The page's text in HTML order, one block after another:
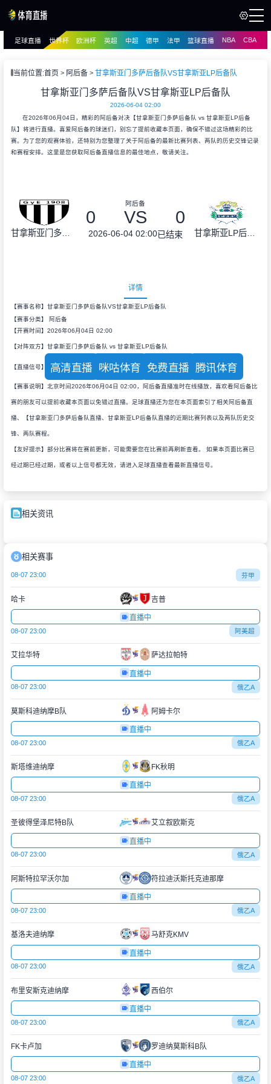
播
足球直播 世界杯 欧洲杯 英超 中超 德甲 法甲 篮球直播 NBA CBA
当前位置:首页 阿后备 甘拿斯亚门多萨后备队VS甘拿斯亚LP后备队
甘拿斯亚门多萨后备队VS甘拿斯亚LP后备队
2026-06-04 02:00
在2026年06月04日，精彩的阿后备对决【甘拿斯亚门多萨后备队 vs 甘拿斯亚LP后备
队】将进行直播。喜爱阿后备的球迷们，别忘了提前收藏本页面，确保不错过这场精彩的比
赛。为了您的观赛体验，还特别为您整理了关于阿后备的最新比赛列表、两队的历史交锋记录
和赛程安排。这里是您获取阿后备直播信息的最佳地点，敬请关注。
甘拿斯亚门多萨后备队
阿后备
0 VS 0
2026-06-04 02:00已结束 甘拿斯亚LP后备队
详情
【赛事名称】甘拿斯亚门多萨后备队VS甘拿斯亚LP后备队
【赛事分类】 阿后备
【开赛时间】2026年06月04日 02:00
【对阵双方】甘拿斯亚门多萨后备队 vs 甘拿斯亚LP后备队
【直播信号】 高清直播 咪咕体育 免费直播 腾讯体育
【赛事说明】北京时间2026年06月04日 02:00，阿后备直播准时在线播放，喜欢看阿后备比
赛的朋友可以提前收藏本页面以免错过直播。足球直播还为您在本页面索引了相关阿后备直
播、【甘拿斯亚门多萨后备队直播、甘拿斯亚LP后备队直播的近期比赛列表以及两队历史交
锋、两队赛程。
【友好提示】部分比赛将在赛前更新，可能需要您在比赛前再刷新查看。 如果本页面比赛已
经过期已经过期，或者以上信号都无效，请进入足球直播查看最新直播信号。
相关资讯
相关赛事
08-07 23:00 芬甲
哈卡 吉普
直播中
08-07 23:00 阿美超
艾拉华特 萨达拉帕特
直播中
08-07 23:00 俄乙A
莫斯科迪纳摩B队 阿姆卡尔
直播中
08-07 23:00 俄乙A
斯塔维迪纳摩 FK秋明
直播中
08-07 23:00 俄乙A
圣彼得堡泽尼特B队 艾立叙欧斯克
直播中
08-07 23:00 俄乙A
阿斯特拉罕沃尔加 符拉迪沃斯托克迪那摩
直播中
08-07 23:00 俄乙A
基洛夫迪纳摩 马舒克KMV
直播中
08-07 23:00 俄乙A
布里安斯克迪纳摩 西伯尔
直播中
08-07 23:00 俄乙A
FK卡卢加 罗迪纳莫斯科B队
直播中
08-07 23:00 俄乙A